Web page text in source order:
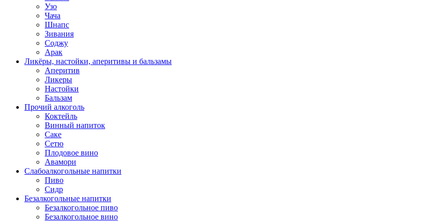
Узо
Чача
Шнапс
Зивания
Соджу
Арак
Ликёры, настойки, аперитивы и бальзамы
Аперитив
Ликеры
Настойки
Бальзам
Прочий алкоголь
Коктейль
Винный напиток
Саке
Сетю
Плодовое вино
Авамори
Слабоалкогольные напитки
Пиво
Сидр
Безалкогольные напитки
Безалкогольное пиво
Безалкогольное вино